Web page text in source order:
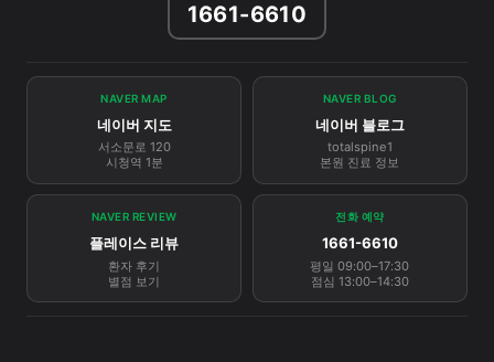
1661-6610
NAVER MAP
네이버 지도
서소문로 120
시청역 1분
NAVER BLOG
네이버 블로그
totalspine1
본원 진료 정보
NAVER REVIEW
플레이스 리뷰
환자 후기
별점 보기
전화 예약
1661-6610
평일 09:00–17:30
점심 13:00–14:30